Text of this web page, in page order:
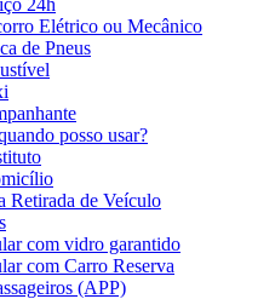
24h
Elétrico ou Mecânico
de Pneus
posso usar?
Retirada de Veículo
com vidro garantido
com Carro Reserva
(APP)